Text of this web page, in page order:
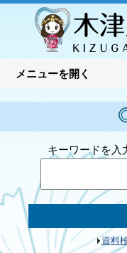
キーワードを入
資料